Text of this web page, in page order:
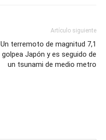
Artículo siguiente
Un terremoto de magnitud 7,1
golpea Japón y es seguido de
un tsunami de medio metro